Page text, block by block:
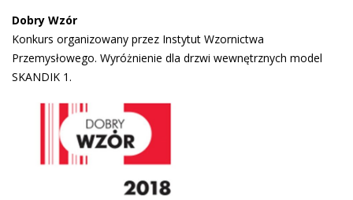
Dobry Wzór
Konkurs organizowany przez Instytut Wzornictwa
Przemysłowego. Wyróżnienie dla drzwi wewnętrznych model
SKANDIK 1.